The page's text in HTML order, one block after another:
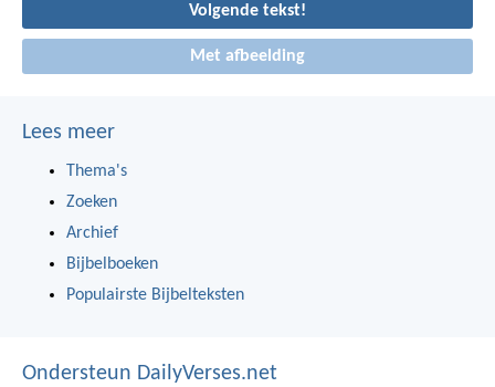
Volgende tekst!
Met afbeelding
Lees meer
Thema's
Zoeken
Archief
Bijbelboeken
Populairste Bijbelteksten
Ondersteun DailyVerses.net